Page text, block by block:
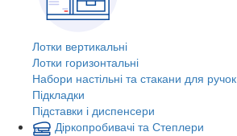
Лотки вертикальні
Лотки горизонтальні
Набори настільні та стакани для ручок
Підкладки
Підставки і диспенсери
Діркопробивачі та Степлери